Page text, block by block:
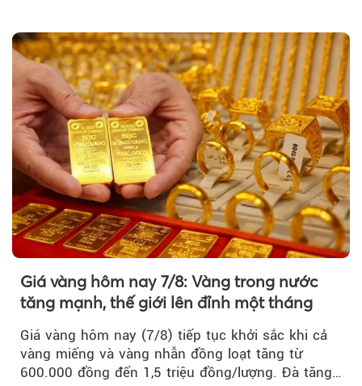
Theo
Giá vàng hôm nay 7/8: Vàng trong nước
tăng mạnh, thế giới lên đỉnh một tháng
Giá vàng hôm nay (7/8) tiếp tục khởi sắc khi cả
vàng miếng và vàng nhẫn đồng loạt tăng từ
600.000 đồng đến 1,5 triệu đồng/lượng. Đà tăng